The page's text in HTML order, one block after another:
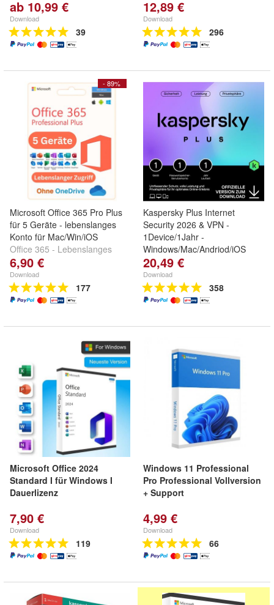
ab 10,99 €
Download
39
Konto
12,89 €
Download
296
- 89%
Microsoft Office 365 Pro Plus
für 5 Geräte - lebenslanges
Konto für Mac/Win/iOS
Office 365 - Lebenslanges
Konto - Ohne OneDrive
6,90 €
Download
177
Kaspersky Plus Internet
Security 2026 & VPN -
1Device/1Jahr -
Windows/Mac/Andriod/iOS
20,49 €
Download
358
Microsoft Office 2024
Standard I für Windows I
Dauerlizenz
7,90 €
Download
119
Windows 11 Professional
Pro Professional Vollversion
+ Support
4,99 €
Download
66